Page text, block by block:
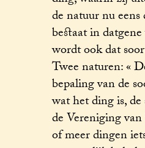
de natuur nu
bestaat in
wordt ook dat
Twee naturen: «
bepaling van de
wat het ding is,
de Vereniging
of meer dingen